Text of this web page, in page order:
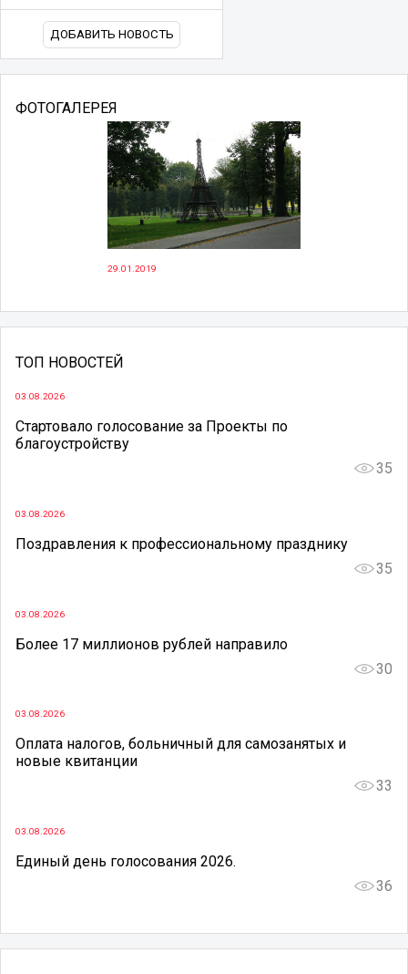
ДОБАВИТЬ НОВОСТЬ
ФОТОГАЛЕРЕЯ
29.01.2019
ТОП НОВОСТЕЙ
03.08.2026
Стартовало голосование за Проекты по
благоустройству
35
03.08.2026
Поздравления к профессиональному празднику
35
03.08.2026
Более 17 миллионов рублей направило
30
03.08.2026
Оплата налогов, больничный для самозанятых и
новые квитанции
33
03.08.2026
Единый день голосования 2026.
36